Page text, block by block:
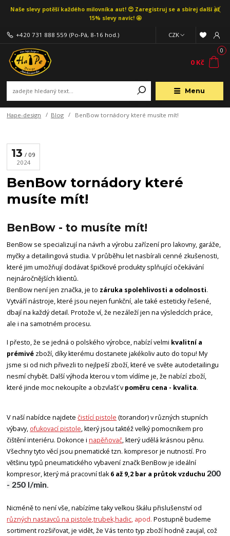
Naše slevy potěší každého milovníka aut! 😍 Zaregistruj se a sbírej další až
15% slevy navíc! 🤩
Menu
CZK
+420 731 888 559 (Po-Pá, 8-16 hod.)
0
0 Kč
Hape-design Blog BenBow tornádory které musíte mít!
13
09
2024
BenBow tornádory které
musíte mít!
BenBow - to musíte mít!
BenBow se specializují na návrh a výrobu zařízení pro lakovny, garáže,
myčky a detailingová studia. V průběhu let nasbírali cenné zkušenosti,
které jim umožňují dodávat špičkové produkty splňující očekávání
nejnáročnějších klientů.
BenBow není jen značka, je to záruka spolehlivosti a odolnosti.
Vytváří nástroje, které jsou nejen funkční, ale také esteticky řešené,
dbají na každý detail. Protože ví, že nezáleží jen na výsledcích práce,
ale i na samotném procesu.
I přesto, že se jedná o polského výrobce, nabízí velmi kvalitní a
prémivé zboží, díky kterému dostanete jakékoliv auto do topu! My
jsme si od nich přivezli to nejlpeší zboží, které ve světe autodetailingu
nesmí chybět. Další výhoda kterou v tom vídíme je, že nabízí zboží,
které jinde moc nekoupíte a obzvlašť vpoměru cena - kvalita.
V naší nabídce najdetečistící pistole (torandor) v různých stupních
výbavy, ofukovací pistole, který jsou taktéž velký pomocníkem pro
čištění interiéru. Dokonce inapěňovač, který udělá krásnou pěnu.
Všechny tyto věcí jsou pnematické tzn. kompresor je nutností. Pro
většinu typů pneumatického vybavení značk BenBow je ideální
kompresor, který má pracovní tlak6 až 9,2 bar a průtok vzduchu200
- 250 l/min.
Nicméně to není vše, nabízíme taky velkou škálu přislušenství od
různých nastavců na pistole,trubek,hadic, apod.Postupně budeme
sortiment rozšiřovat, je vidět, že Vás tento typ zboží hodně zaujal, což